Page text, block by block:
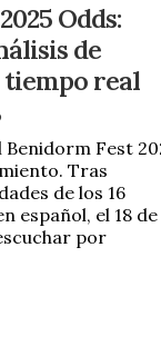
Odds:
de
real
Fest
Tras
de los 16
español, el 18 de
por